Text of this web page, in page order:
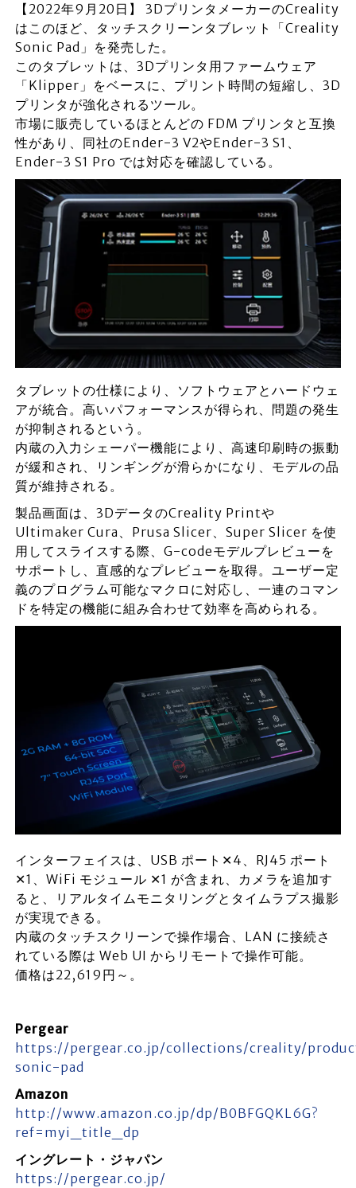
【2022年9月20日】 3DプリンタメーカーのCreality
はこのほど、タッチスクリーンタブレット「Creality
Sonic Pad」を発売した。
このタブレットは、3Dプリンタ用ファームウェア
「Klipper」をベースに、プリント時間の短縮し、3D
プリンタが強化されるツール。
市場に販売しているほとんどの FDM プリンタと互換
性があり、同社のEnder-3 V2やEnder-3 S1、
Ender-3 S1 Pro では対応を確認している。
タブレットの仕様により、ソフトウェアとハードウェ
アが統合。高いパフォーマンスが得られ、問題の発生
が抑制されるという。
内蔵の入力シェーパー機能により、高速印刷時の振動
が緩和され、リンギングが滑らかになり、モデルの品
質が維持される。
製品画面は、3DデータのCreality Printや
Ultimaker Cura、Prusa Slicer、Super Slicer を使
用してスライスする際、G-codeモデルプレビューを
サポートし、直感的なプレビューを取得。ユーザー定
義のプログラム可能なマクロに対応し、一連のコマン
ドを特定の機能に組み合わせて効率を高められる。
インターフェイスは、USB ポート✕4、RJ45 ポート
✕1、WiFi モジュール ✕1 が含まれ、カメラを追加す
ると、リアルタイムモニタリングとタイムラプス撮影
が実現できる。
内蔵のタッチスクリーンで操作場合、LAN に接続さ
れている際は Web UI からリモートで操作可能。
価格は22,619円～。
Pergear
https://pergear.co.jp/collections/creality/
sonic-pad
Amazon
http://www.amazon.co.jp/dp/B0BFGQKL6G?
ref=myi_title_dp
イングレート・ジャパン
https://pergear.co.jp/